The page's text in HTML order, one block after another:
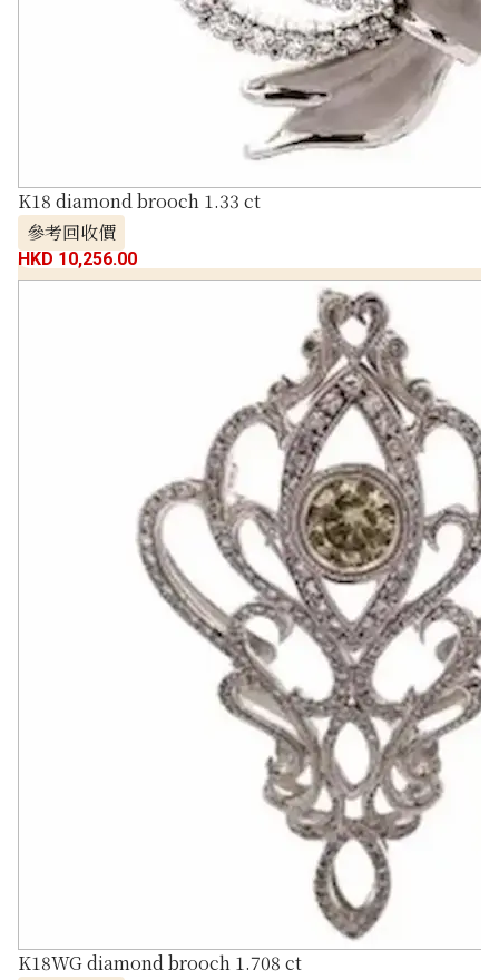
K18 diamond brooch 1.33 ct
參考回收價
HKD 10,256.00
K18WG diamond brooch 1.708 ct